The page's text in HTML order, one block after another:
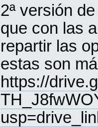
2ª versión
que con las
repartir las
estas son
https://